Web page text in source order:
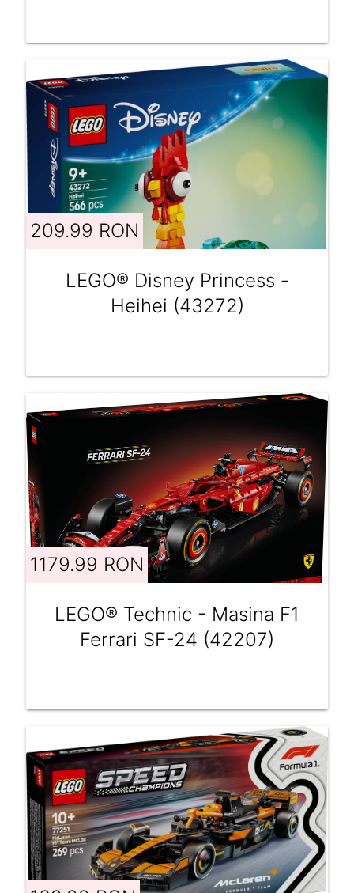
209.99 RON
LEGO® Disney Princess -
Heihei (43272)
1179.99 RON
LEGO® Technic - Masina F1
Ferrari SF-24 (42207)